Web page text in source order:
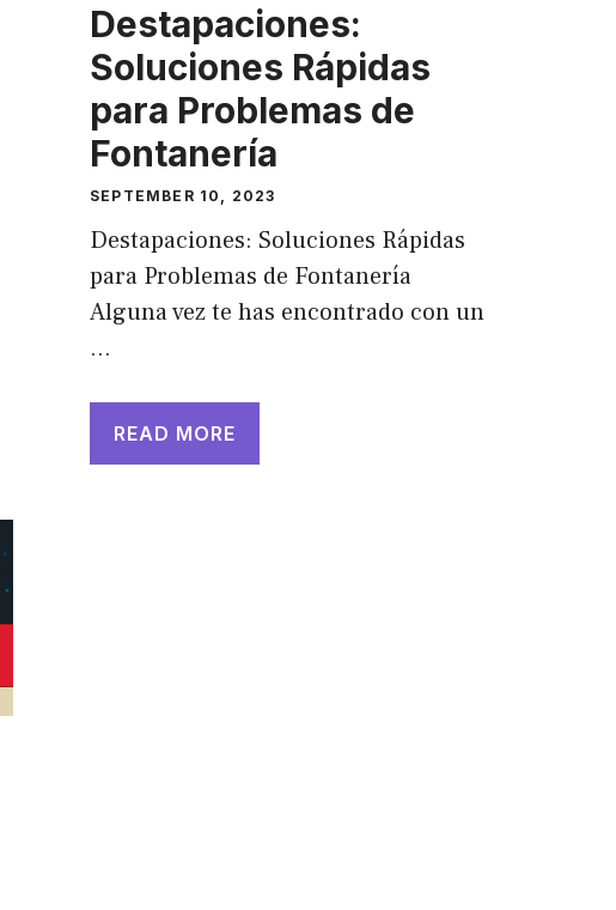
Destapaciones:
Soluciones Rápidas
para Problemas de
Fontanería
SEPTEMBER 10, 2023
Destapaciones: Soluciones Rápidas
para Problemas de Fontanería
Alguna vez te has encontrado con un
…
READ MORE